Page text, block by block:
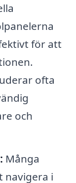
för att
ofta
och
Många
navigera i